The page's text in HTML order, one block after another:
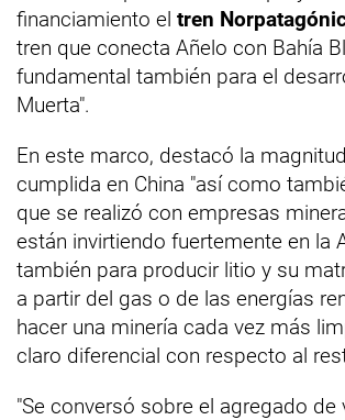
financiamiento el tren
tren que conecta Añelo con Bahía
fundamental también para el
Muerta".
En este marco, destacó la
cumplida en China "así como
que se realizó con empresas
están invirtiendo fuertemente en la
también para producir litio y su
a partir del gas o de las energías
hacer una minería cada vez más
claro diferencial con respecto al
"Se conversó sobre el agregado de